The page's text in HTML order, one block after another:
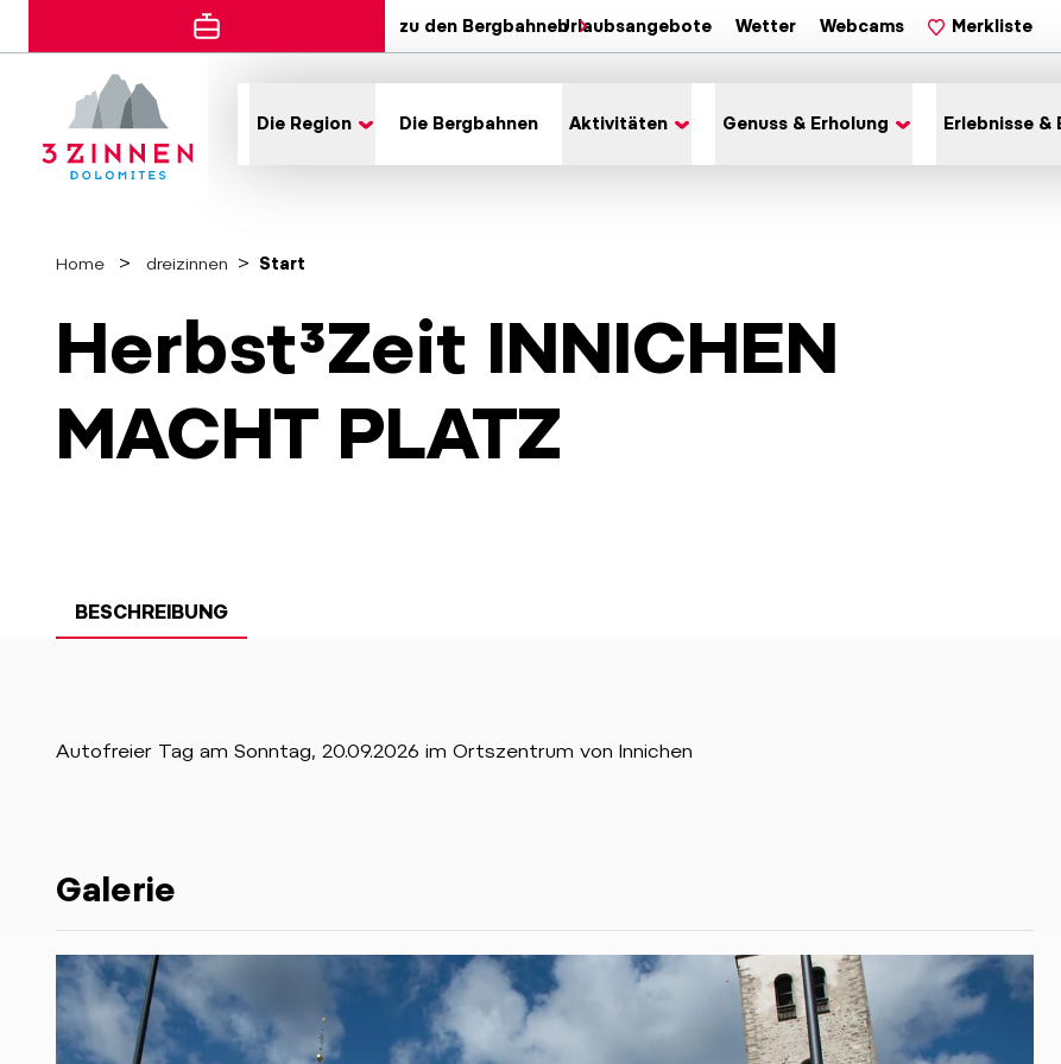
zu den BergbahnenUrlaubsangebote Wetter Webcams Merkliste
Die Region Die Bergbahnen Aktivitäten Genuss & Erholung Erlebnisse &
Home dreizinnen Start
Herbst³Zeit INNICHEN
MACHT PLATZ
BESCHREIBUNG
Autofreier Tag am Sonntag, 20.09.2026 im Ortszentrum von Innichen
Galerie